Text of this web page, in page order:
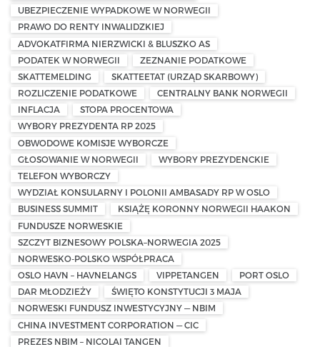
UBEZPIECZENIE WYPADKOWE W NORWEGII
PRAWO DO RENTY INWALIDZKIEJ
ADVOKATFIRMA NIERZWICKI & BLUSZKO AS
PODATEK W NORWEGII
ZEZNANIE PODATKOWE
SKATTEMELDING
SKATTEETAT (URZĄD SKARBOWY)
ROZLICZENIE PODATKOWE
CENTRALNY BANK NORWEGII
INFLACJA
STOPA PROCENTOWA
WYBORY PREZYDENTA RP 2025
OBWODOWE KOMISJE WYBORCZE
GŁOSOWANIE W NORWEGII
WYBORY PREZYDENCKIE
TELEFON WYBORCZY
WYDZIAŁ KONSULARNY I POLONII AMBASADY RP W OSLO
BUSINESS SUMMIT
KSIĄŻĘ KORONNY NORWEGII HAAKON
FUNDUSZE NORWESKIE
SZCZYT BIZNESOWY POLSKA–NORWEGIA 2025
NORWESKO-POLSKO WSPÓŁPRACA
OSLO HAVN – HAVNELANGS
VIPPETANGEN
PORT OSLO
DAR MŁODZIEŻY
ŚWIĘTO KONSTYTUCJI 3 MAJA
NORWESKI FUNDUSZ INWESTYCYJNY — NBIM
CHINA INVESTMENT CORPORATION — CIC
PREZES NBIM – NICOLAI TANGEN